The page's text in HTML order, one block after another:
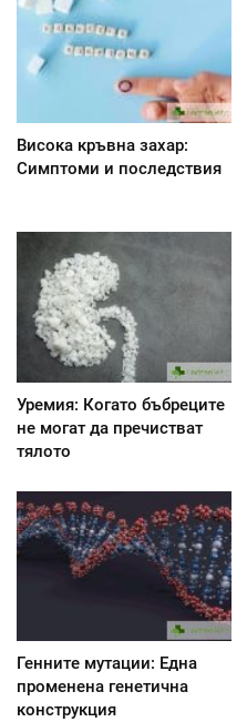
Висока кръвна захар:
Симптоми и последствия
Уремия: Когато бъбреците
не могат да пречистват
тялото
Генните мутации: Една
променена генетична
конструкция